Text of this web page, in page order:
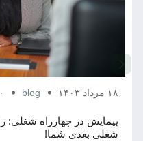
۱۸ مرداد ۱۴۰۳ blog ۰ دیدگاه
پیمایش در چهارراه شغلی:
شغلی بعدی شما!